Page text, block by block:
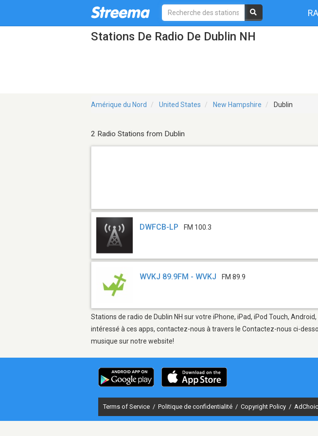
Stations De Radio De Dublin NH
Amérique du Nord United States New Hampshire Dublin
2 Radio Stations from Dublin
DWFCB-LP FM 100.3
WVKJ 89.9FM - WVKJ FM 89.9
Stations de radio de Dublin NH sur votre iPhone, iPad, iPod Touch,
intéressé à ces apps, contactez-nous à travers le Contactez-nous ci-
musique sur notre website!
Terms of Service / Politique de confidentialité / Copyright Policy /